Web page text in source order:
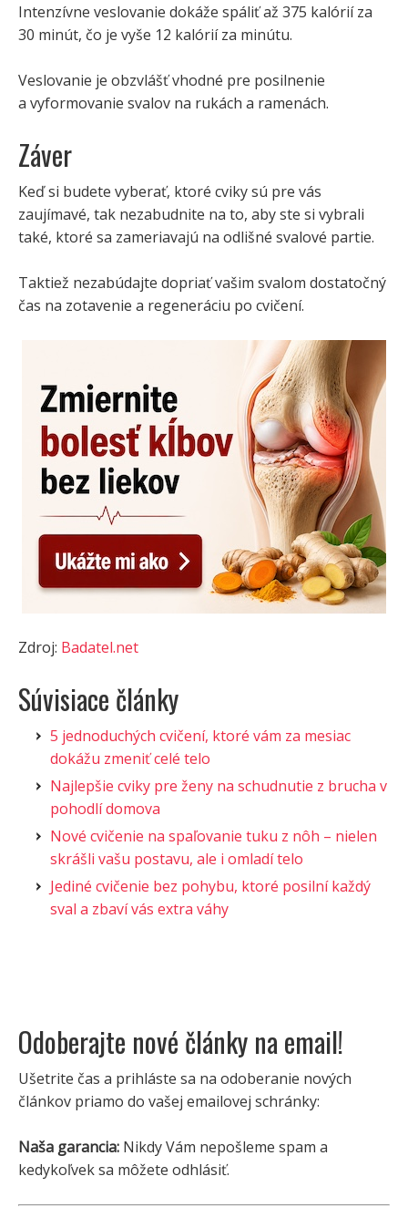
Intenzívne veslovanie dokáže spáliť až 375 kalórií za
30 minút, čo je vyše 12 kalórií za minútu.
Veslovanie je obzvlášť vhodné pre posilnenie
a vyformovanie svalov na rukách a ramenách.
Záver
Keď si budete vyberať, ktoré cviky sú pre vás
zaujímavé, tak nezabudnite na to, aby ste si vybrali
také, ktoré sa zameriavajú na odlišné svalové partie.
Taktiež nezabúdajte dopriať vašim svalom dostatočný
čas na zotavenie a regeneráciu po cvičení.
Zdroj: Badatel.net
Súvisiace články
5 jednoduchých cvičení, ktoré vám za mesiac
dokážu zmeniť celé telo
Najlepšie cviky pre ženy na schudnutie z brucha v
pohodlí domova
Nové cvičenie na spaľovanie tuku z nôh – nielen
skrášli vašu postavu, ale i omladí telo
Jediné cvičenie bez pohybu, ktoré posilní každý
sval a zbaví vás extra váhy
Odoberajte nové články na email!
Ušetrite čas a prihláste sa na odoberanie nových
článkov priamo do vašej emailovej schránky:
Naša garancia: Nikdy Vám nepošleme spam a
kedykoľvek sa môžete odhlásiť.